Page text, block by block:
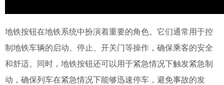
地铁按钮在地铁系统中扮演着重要的角色。它们通常用于控
制地铁车辆的启动、停止、开关门等操作，确保乘客的安全
和舒适。同时，地铁按钮还可以用于紧急情况下触发紧急制
动，确保列车在紧急情况下能够迅速停车，避免事故的发